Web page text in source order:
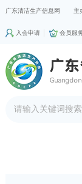
广东清洁生产信息网 主
入会申请 会员服